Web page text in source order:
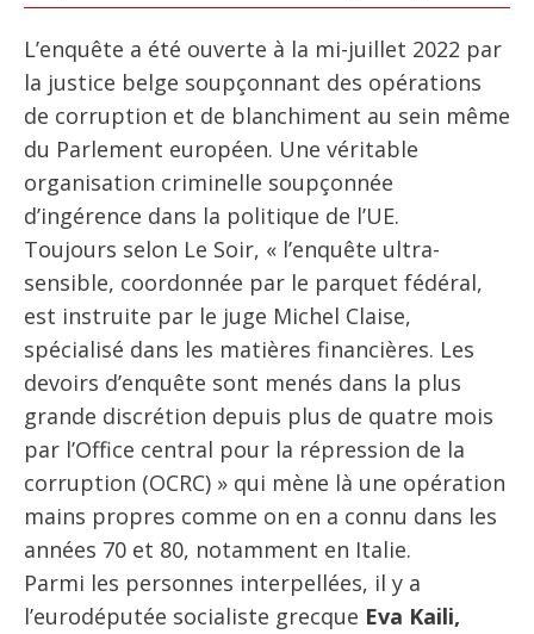
L’enquête a été ouverte à la mi-juillet 2022 par
la justice belge soupçonnant des opérations
de corruption et de blanchiment au sein même
du Parlement européen. Une véritable
organisation criminelle soupçonnée
d’ingérence dans la politique de l’UE.
Toujours selon Le Soir, « l’enquête ultra-
sensible, coordonnée par le parquet fédéral,
est instruite par le juge Michel Claise,
spécialisé dans les matières financières. Les
devoirs d’enquête sont menés dans la plus
grande discrétion depuis plus de quatre mois
par l’Office central pour la répression de la
corruption (OCRC) » qui mène là une opération
mains propres comme on en a connu dans les
années 70 et 80, notamment en Italie.
Parmi les personnes interpellées, il y a
l’eurodéputée socialiste grecque Eva Kaili,